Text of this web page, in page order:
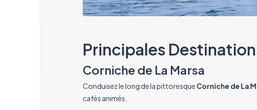
Principales
Corniche de La Marsa
Conduisez le long de la pittoresque Corniche de La
cafés animés.